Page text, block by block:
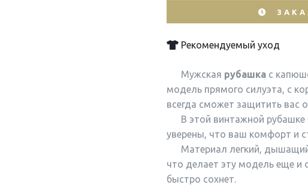
Рекомендуемый уход
Мужская рубашка с
модель прямого силуэта, с
всегда сможет защитить вас
В этой винтажной рубашке
уверены, что ваш комфорт и
Материал легкий, дышащий
что делает эту модель еще и
быстро сохнет.